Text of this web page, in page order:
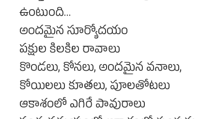
ఉంటుంది…
అందమైన సూర్యోదయం
పక్షుల కిలకిల రావాలు
కొండలు, కోనలు, అందమైన వనాలు,
కోయిలలు కూతలు, పూలతోటలు
ఆకాశంలో ఎగిరే పావురాలు